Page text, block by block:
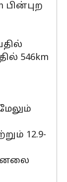
பின்புற
546km
12.9-